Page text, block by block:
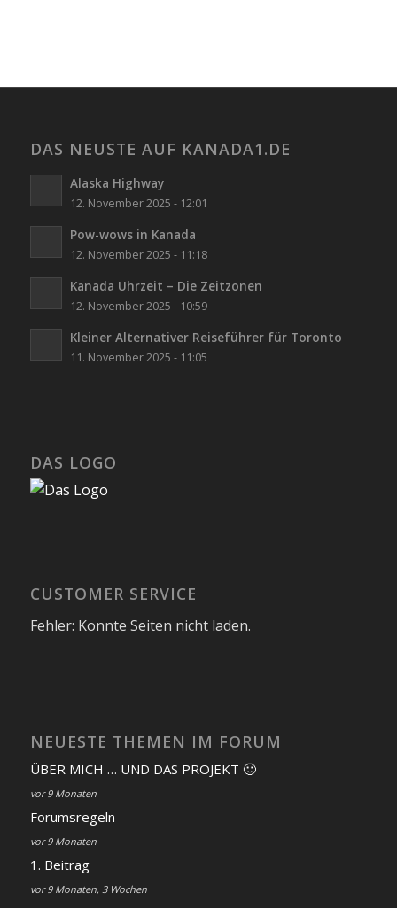
DAS NEUSTE AUF KANADA1.DE
Alaska Highway
12. November 2025 - 12:01
Pow-wows in Kanada
12. November 2025 - 11:18
Kanada Uhrzeit – Die Zeitzonen
12. November 2025 - 10:59
Kleiner Alternativer Reiseführer für Toronto
11. November 2025 - 11:05
DAS LOGO
CUSTOMER SERVICE
Fehler: Konnte Seiten nicht laden.
NEUESTE THEMEN IM FORUM
ÜBER MICH … UND DAS PROJEKT 🙂
vor 9 Monaten
Forumsregeln
vor 9 Monaten
1. Beitrag
vor 9 Monaten, 3 Wochen